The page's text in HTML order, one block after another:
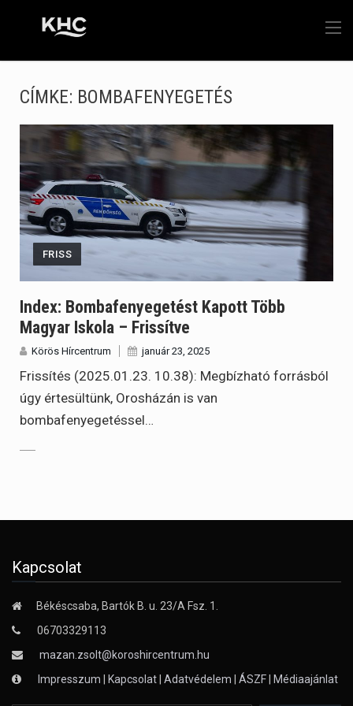
CÍMKE: BOMBAFENYEGETÉS
FRISS
Index: Bombafenyegetést Kapott Több
Magyar Iskola – Frissítve
Körös Hírcentrum január 23, 2025
Frissítés (2025.01.23. 10.38): Megbízható forrásból
úgy értesültünk, Orosházán is van
bombafenyegetéssel…
Kapcsolat
Békéscsaba, Bartók B. u. 23/A Fsz. 1.
06703329113
mazan.zsolt@koroshircentrum.hu
Impresszum
Kapcsolat Adatvédelem ÁSZF Médiaajánlat